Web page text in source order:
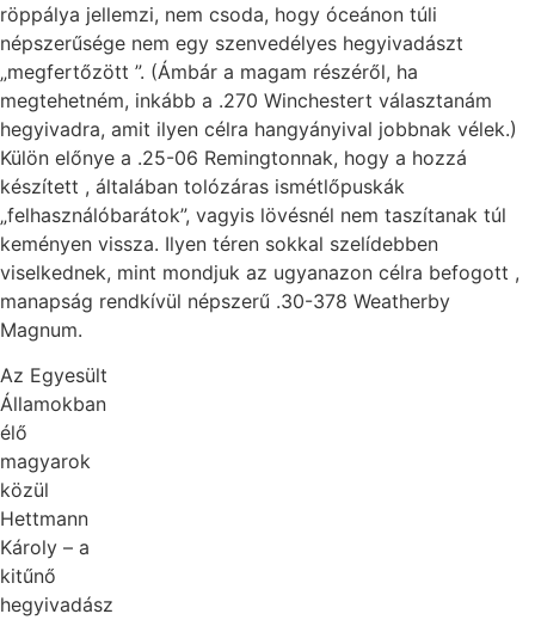
röppálya jellemzi, nem csoda, hogy óceánon túli
népszerűsége nem egy szenvedélyes hegyivadászt
„megfertőzött ”. (Ámbár a magam részéről, ha
megtehetném, inkább a .270 Winchestert választanám
hegyivadra, amit ilyen célra hangyányival jobbnak vélek.)
Külön előnye a .25-06 Remingtonnak, hogy a hozzá
készített , általában tolózáras ismétlőpuskák
„felhasználóbarátok”, vagyis lövésnél nem taszítanak túl
keményen vissza. Ilyen téren sokkal szelídebben
viselkednek, mint mondjuk az ugyanazon célra befogott ,
manapság rendkívül népszerű .30-378 Weatherby
Magnum.
Az Egyesült
Államokban
élő
magyarok
közül
Hettmann
Károly – a
kitűnő
hegyivadász